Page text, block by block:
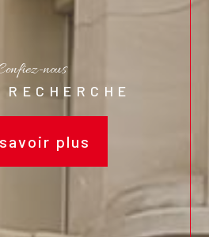
Confiez-nous
plus